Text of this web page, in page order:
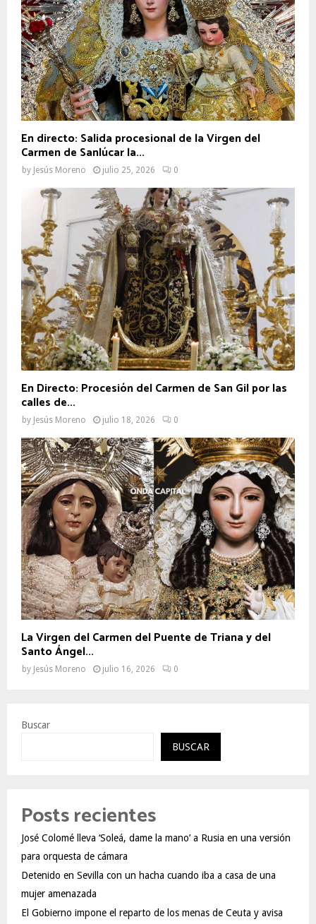
En directo: Salida procesional de la Virgen del
Carmen de Sanlúcar la...
by Jesús Moreno julio 25, 2026 0
En Directo: Procesión del Carmen de San Gil por las
calles de...
by Jesús Moreno julio 18, 2026 0
La Virgen del Carmen del Puente de Triana y del
Santo Ángel...
by Jesús Moreno julio 16, 2026 0
Buscar
BUSCAR
Posts recientes
José Colomé lleva ‘Soleá, dame la mano’ a Rusia en una versión
para orquesta de cámara
Detenido en Sevilla con un hacha cuando iba a casa de una
mujer amenazada
El Gobierno impone el reparto de los menas de Ceuta y avisa